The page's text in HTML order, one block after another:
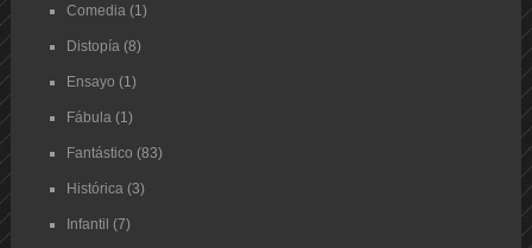
Comedia (1)
Distopía (8)
Ensayo (1)
Fábula (1)
Fantástico (83)
Histórica (3)
Infantil (7)